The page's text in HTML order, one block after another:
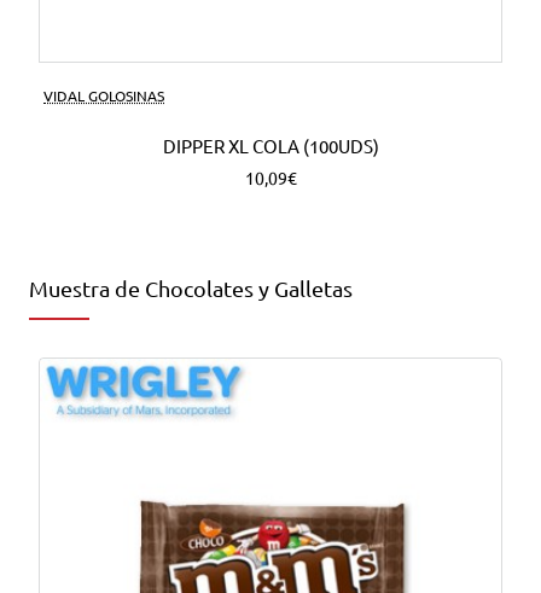
VIDAL GOLOSINAS
DIPPER XL COLA (100UDS)
10,09€
Muestra de Chocolates y Galletas